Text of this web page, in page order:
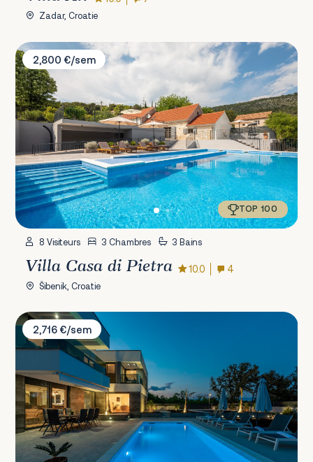
Zadar, Croatie
Villa Casa di Pietra
2,800 €/sem
TOP 100
8 Visiteurs 3 Chambres 3 Bains
Villa Casa di Pietra 10.0 4
Šibenik, Croatie
Villa Nina Drage
2,716 €/sem